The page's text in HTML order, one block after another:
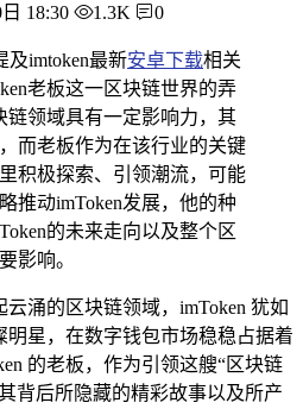
18:30 1.3K 0
及imtoken最新安卓下载相关
老板这一区块链世界的弄
链领域具有一定影响力，其
而老板作为在该行业的关键
积极探索、引领潮流，可能
推动imToken发展，他的种
的未来走向以及整个区
影响。
涌的区块链领域，imToken 犹如
星，在数字钱包市场稳稳占据着
的老板，作为引领这艘“区块链
背后所隐藏的精彩故事以及所产